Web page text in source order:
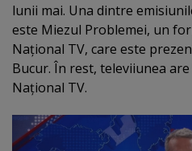
lunii mai. Una dintre
este Miezul Problemei, un
Naţional TV, care este
Bucur. În rest, televiiunea
Naţional TV.